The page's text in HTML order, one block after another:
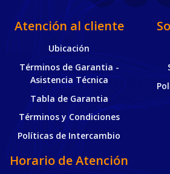
Atención al cliente
Ubicación
Términos de Garantia -
Asistencia Técnica
Tabla de Garantia
Términos y Condiciones
Políticas de Intercambio
Horario de Atención